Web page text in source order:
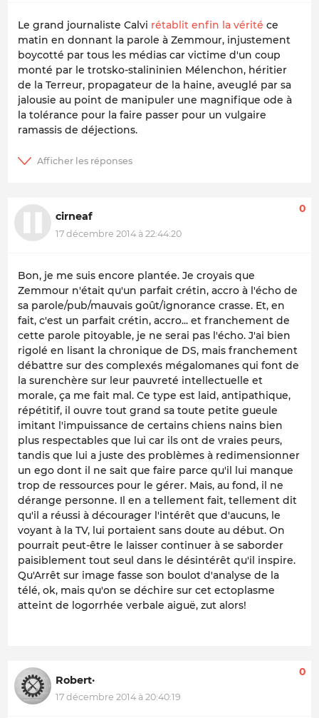
Le grand journaliste Calvi rétablit enfin la vérité ce
matin en donnant la parole à Zemmour, injustement
boycotté par tous les médias car victime d'un coup
monté par le trotsko-stalininien Mélenchon, héritier
de la Terreur, propagateur de la haine, aveuglé par sa
jalousie au point de manipuler une magnifique ode à
la tolérance pour la faire passer pour un vulgaire
ramassis de déjections.
cirneaf
17 décembre 2014 à 22:44:20
0
Bon, je me suis encore plantée. Je croyais que
Zemmour n'était qu'un parfait crétin, accro à l'écho de
sa parole/pub/mauvais goût/ignorance crasse. Et, en
fait, c'est un parfait crétin, accro... et franchement de
cette parole pitoyable, je ne serai pas l'écho. J'ai bien
rigolé en lisant la chronique de DS, mais franchement
débattre sur des complexés mégalomanes qui font de
la surenchère sur leur pauvreté intellectuelle et
morale, ça me fait mal. Ce type est laid, antipathique,
répétitif, il ouvre tout grand sa toute petite gueule
imitant l'impuissance de certains chiens nains bien
plus respectables que lui car ils ont de vraies peurs,
tandis que lui a juste des problèmes à redimensionner
un ego dont il ne sait que faire parce qu'il lui manque
trop de ressources pour le gérer. Mais, au fond, il ne
dérange personne. Il en a tellement fait, tellement dit
qu'il a réussi à décourager l'intérêt que d'aucuns, le
voyant à la TV, lui portaient sans doute au début. On
pourrait peut-être le laisser continuer à se saborder
paisiblement tout seul dans le désintérêt qu'il inspire.
Qu'Arrêt sur image fasse son boulot d'analyse de la
télé, ok, mais qu'on se déchire sur cet ectoplasme
atteint de logorrhée verbale aiguë, zut alors!
Robert·
17 décembre 2014 à 20:40:19
0